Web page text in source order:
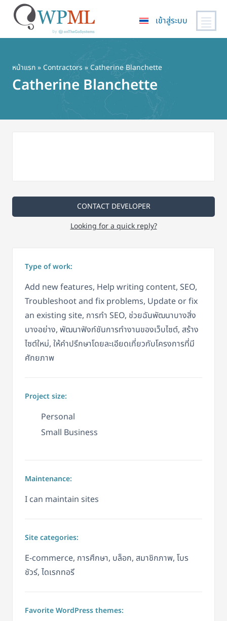
เนื้อหา
เข้าสู่ระบบ
หน้าแรก» Contractors » Catherine Blanchette
Catherine Blanchette
CONTACT DEVELOPER
Looking for a quick reply?
Type of work:
Add new features, Help writing content, SEO,
Troubleshoot and fix problems, Update or fix
an existing site, การทำ SEO, ช่วยฉันพัฒนาบางสิ่ง
บางอย่าง, พัฒนาฟังก์ชันการทำงานของเว็บไซต์, สร้าง
ไซต์ใหม่, ให้คำปรึกษาโดยละเอียดเกี่ยวกับโครงการที่มี
ศักยภาพ
Project size:
Personal
Small Business
Maintenance:
I can maintain sites
Site categories:
E-commerce, การศึกษา, บล็อก, สมาชิกภาพ, โบร
ชัวร์, ไดเรกทอรี
Favorite WordPress themes: